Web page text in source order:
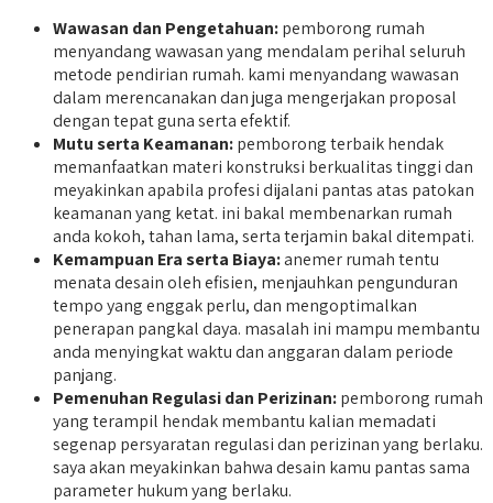
Wawasan dan Pengetahuan:pemborong rumah
menyandang wawasan yang mendalam perihal seluruh
metode pendirian rumah. kami menyandang wawasan
dalam merencanakan dan juga mengerjakan proposal
dengan tepat guna serta efektif.
Mutu serta Keamanan:pemborong terbaik hendak
memanfaatkan materi konstruksi berkualitas tinggi dan
meyakinkan apabila profesi dijalani pantas atas patokan
keamanan yang ketat. ini bakal membenarkan rumah
anda kokoh, tahan lama, serta terjamin bakal ditempati.
Kemampuan Era serta Biaya:anemer rumah tentu
menata desain oleh efisien, menjauhkan pengunduran
tempo yang enggak perlu, dan mengoptimalkan
penerapan pangkal daya. masalah ini mampu membantu
anda menyingkat waktu dan anggaran dalam periode
panjang.
Pemenuhan Regulasi dan Perizinan:pemborong rumah
yang terampil hendak membantu kalian memadati
segenap persyaratan regulasi dan perizinan yang berlaku.
saya akan meyakinkan bahwa desain kamu pantas sama
parameter hukum yang berlaku.